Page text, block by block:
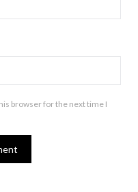
browser for the next time I